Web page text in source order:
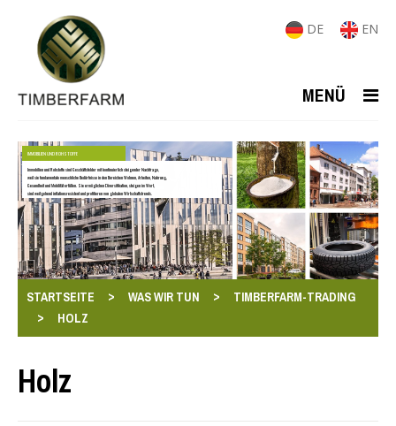
DE EN
MENÜ
IMMOBILIEN UND ROHSTOFFE
Immobilien und Rohstoffe sind Geschäftsfelder mit kontinuierlich steigender Nachfrage,
weil sie fundamentale menschliche Bedürfnisse in den Bereichen Wohnen, Arbeiten, Nahrung,
Gesundheit und Mobilität erfüllen. Sie ermöglichen Diversifikation, steigen im Wert,
sind weitgehend inflationsresistent und profitieren von globalen Wirtschaftstrends.
STARTSEITE > WAS WIR TUN >
TIMBERFARM-TRADING
>
HOLZ
Holz